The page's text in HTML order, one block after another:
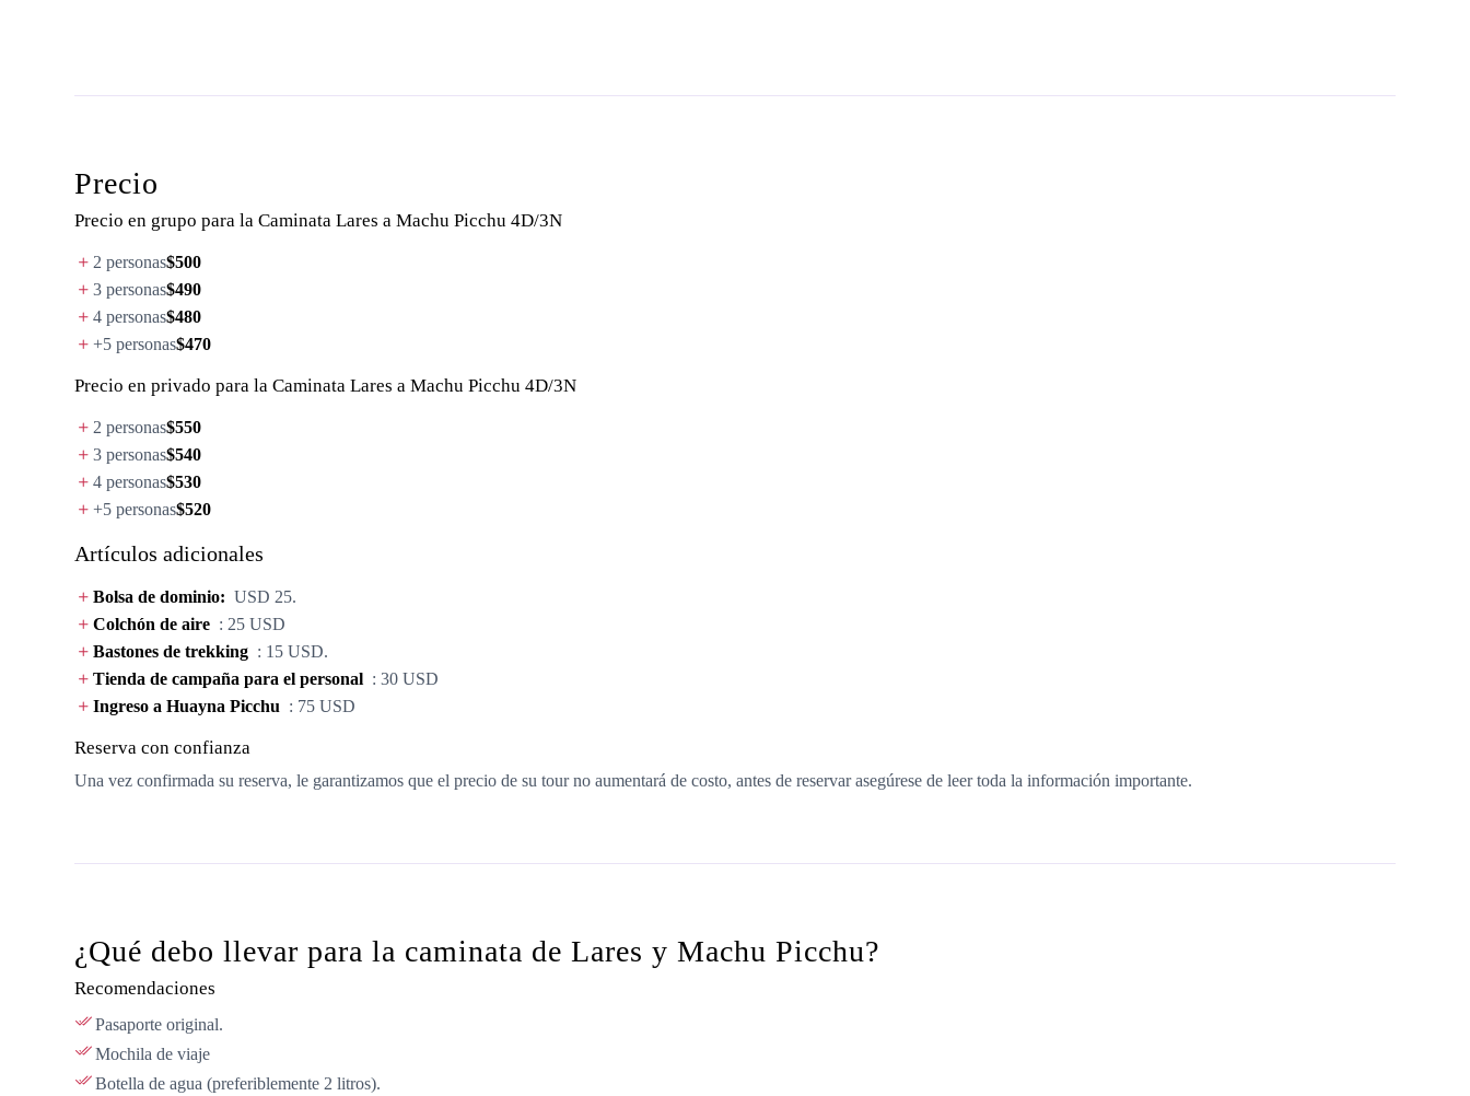
Precio
Precio en grupo para la Caminata Lares a Machu Picchu 4D/3N
2 personas$500
3 personas$490
4 personas$480
+5 personas$470
Precio en privado para la Caminata Lares a Machu Picchu 4D/3N
2 personas$550
3 personas$540
4 personas$530
+5 personas$520
Artículos adicionales
Bolsa de dominio: USD 25.
Colchón de aire : 25 USD
Bastones de trekking : 15 USD.
Tienda de campaña para el personal : 30 USD
Ingreso a Huayna Picchu : 75 USD
Reserva con confianza
Una vez confirmada su reserva, le garantizamos que el precio de su tour no aumentará de costo, antes de reservar asegúrese de leer toda la información importante.
¿Qué debo llevar para la caminata de Lares y Machu Picchu?
Recomendaciones
Pasaporte original.
Mochila de viaje
Botella de agua (preferiblemente 2 litros).